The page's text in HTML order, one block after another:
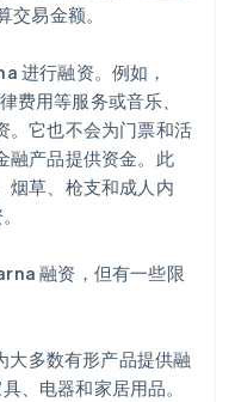
交易金额。
进行融资。例如，
费用等服务或音乐、
。它也不会为门票和活
融产品提供资金。此
烟草、枪支和成人内
融资，但有一些限
大多数有形产品提供融
、电器和家居用品。